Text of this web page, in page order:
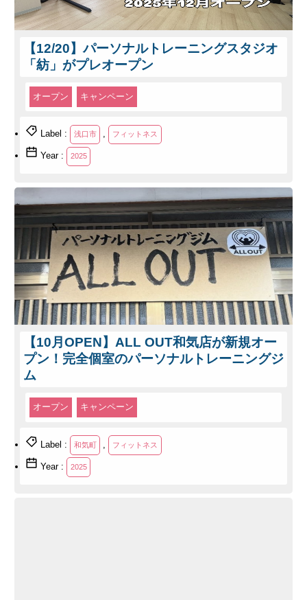
【12/20】パーソナルトレーニングスタジオ
「紡」がプレオープン
オープン キャンペーン
Label : 浅口市 , フィットネス
Year : 2025
【10月OPEN】ALL OUT和気店が新規オー
プン！完全個室のパーソナルトレーニングジ
ム
オープン キャンペーン
Label : 和気町 フィットネス
Year : 2025